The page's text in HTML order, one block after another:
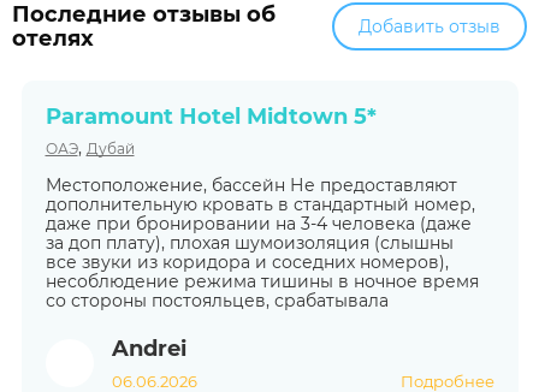
Последние отзывы об
отелях
Добавить отзыв
Paramount Hotel Midtown 5*
ОАЭ, Дубай
Местоположение, бассейн Не предоставляют
дополнительную кровать в стандартный номер,
даже при бронировании на 3-4 человека (даже
за доп плату), плохая шумоизоляция (слышны
все звуки из коридора и соседних номеров),
несоблюдение режима тишины в ночное время
со стороны постояльцев, срабатывала
Andrei
06.06.2026 Подробнее